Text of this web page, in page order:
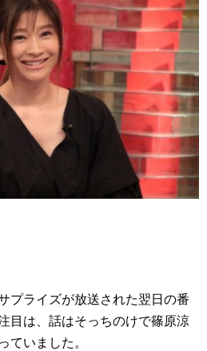
プライズが放送された翌日の番
目は、話はそっちのけで篠原涼
ていました。